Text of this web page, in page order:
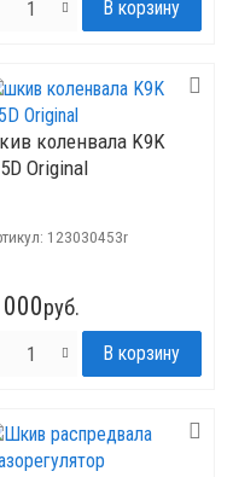
коленвала K9K
Original
123030453r
руб.